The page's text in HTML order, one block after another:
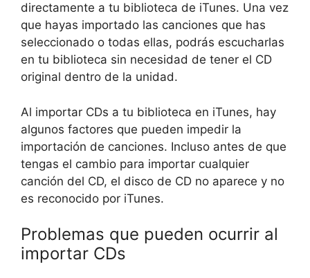
directamente a tu biblioteca de iTunes. Una vez
que hayas importado las canciones que has
seleccionado o todas ellas, podrás escucharlas
en tu biblioteca sin necesidad de tener el CD
original dentro de la unidad.
Al importar CDs a tu biblioteca en iTunes, hay
algunos factores que pueden impedir la
importación de canciones. Incluso antes de que
tengas el cambio para importar cualquier
canción del CD, el disco de CD no aparece y no
es reconocido por iTunes.
Problemas que pueden ocurrir al
importar CDs